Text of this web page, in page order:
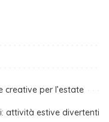
per l’estate
attività estive divertenti